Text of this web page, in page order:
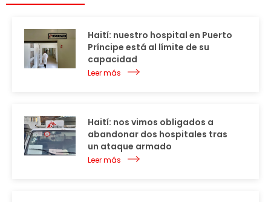
Haití: nuestro hospital en Puerto
Príncipe está al límite de su
capacidad
Leer más
Haití: nos vimos obligados a
abandonar dos hospitales tras
un ataque armado
Leer más